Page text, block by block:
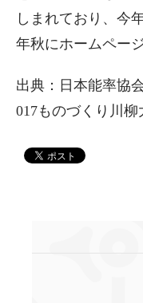
しまれており、今
年秋にホームペー
出典：日本能率協
017ものづくり川柳